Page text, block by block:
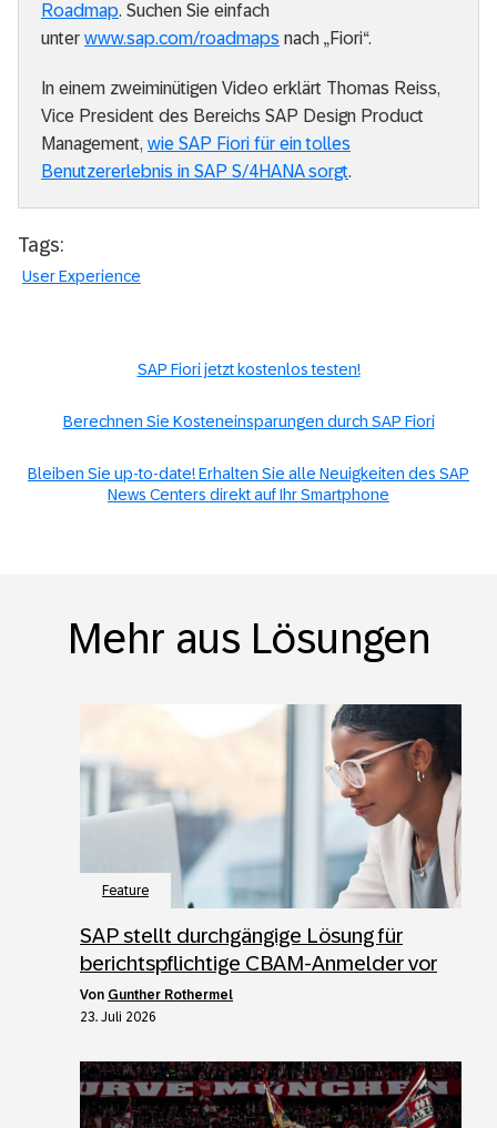
Roadmap. Suchen Sie einfach
unter www.sap.com/roadmaps nach „Fiori“.
In einem zweiminütigen Video erklärt Thomas Reiss,
Vice President des Bereichs SAP Design Product
Management, wie SAP Fiori für ein tolles
Benutzererlebnis in SAP S/4HANA sorgt.
Tags:
User Experience
SAP Fiori jetzt kostenlos testen!
Berechnen Sie Kosteneinsparungen durch SAP Fiori
Bleiben Sie up-to-date! Erhalten Sie alle Neuigkeiten des SAP
News Centers direkt auf Ihr Smartphone
Mehr aus Lösungen
Feature
SAP stellt durchgängige Lösung für
berichtspflichtige CBAM-Anmelder vor
von Gunther Rothermel
23. Juli 2026